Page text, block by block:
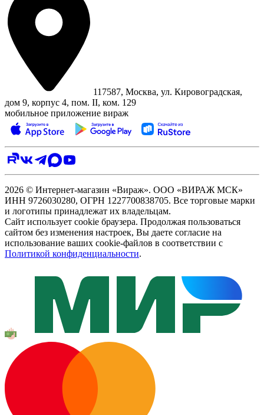
117587, Москва, ул. Кировоградская,
дом 9, корпус 4, пом. II, ком. 129
мобильное приложение вираж
2026 © Интернет-магазин «Вираж». ООО «ВИРАЖ МСК»
ИНН 9726030280, ОГРН 1227700838705. Все торговые марки
и логотипы принадлежат их владельцам.
Сайт использует cookie браузера. Продолжая пользоваться
сайтом без изменения настроек, Вы даете согласие на
использование ваших cookie-файлов в соответствии с
Политикой конфиденциальности.